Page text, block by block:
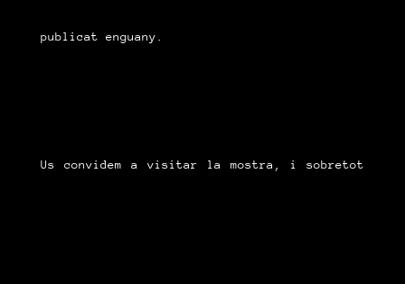
publicat enguany.
Us convidem a visitar la mostra, i sobretot